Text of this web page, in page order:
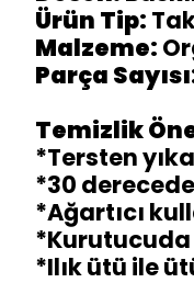
Ürün Tip:
Malzeme:
Parça
Temizlik
*Tersten
*30 derecede
*Ağartıcı
*Kurutucuda
*Ilık ütü ile